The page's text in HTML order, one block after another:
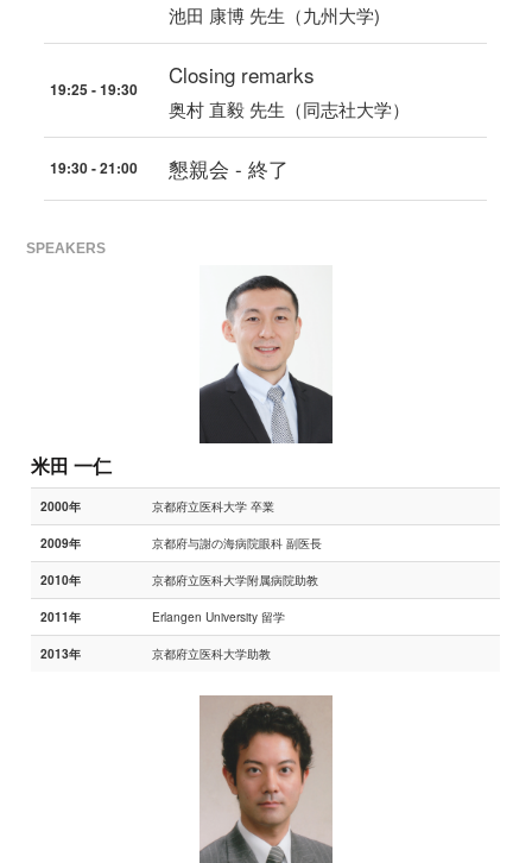
池田 康博 先生（九州大学)
19:25 - 19:30 Closing remarks
奥村 直毅 先生（同志社大学）
19:30 - 21:00 懇親会 - 終了
SPEAKERS
米田 一仁
2000年 京都府立医科大学 卒業
2009年 京都府与謝の海病院眼科 副医長
2010年 京都府立医科大学附属病院助教
2011年 Erlangen University 留学
2013年 京都府立医科大学助教